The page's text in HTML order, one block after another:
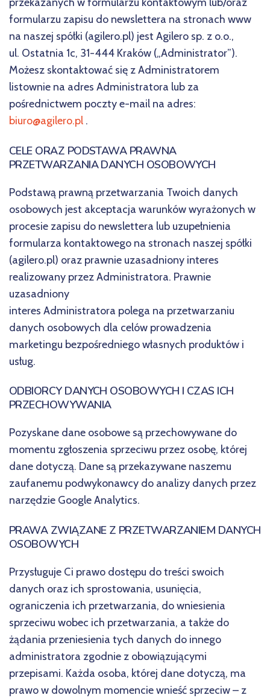
formularzu zapisu do newslettera na stronach www
na naszej spółki (agilero.pl) jest Agilero sp. z o.o.,
ul. Ostatnia 1c, 31-444 Kraków („Administrator”).
Możesz skontaktować się z Administratorem
listownie na adres Administratora lub za
pośrednictwem poczty e-mail na adres:
biuro@agilero.pl .
CELE ORAZ PODSTAWA PRAWNA
PRZETWARZANIA DANYCH OSOBOWYCH
Podstawą prawną przetwarzania Twoich danych
osobowych jest akceptacja warunków wyrażonych w
procesie zapisu do newslettera lub uzupełnienia
formularza kontaktowego na stronach naszej spółki
(agilero.pl) oraz prawnie uzasadniony interes
realizowany przez Administratora. Prawnie
uzasadniony
interes Administratora polega na przetwarzaniu
danych osobowych dla celów prowadzenia
marketingu bezpośredniego własnych produktów i
usług.
ODBIORCY DANYCH OSOBOWYCH I CZAS ICH
PRZECHOWYWANIA
Pozyskane dane osobowe są przechowywane do
momentu zgłoszenia sprzeciwu przez osobę, której
dane dotyczą. Dane są przekazywane naszemu
zaufanemu podwykonawcy do analizy danych przez
narzędzie Google Analytics.
PRAWA ZWIĄZANE Z PRZETWARZANIEM DANYCH
OSOBOWYCH
Przysługuje Ci prawo dostępu do treści swoich
danych oraz ich sprostowania, usunięcia,
ograniczenia ich przetwarzania, do wniesienia
sprzeciwu wobec ich przetwarzania, a także do
żądania przeniesienia tych danych do innego
administratora zgodnie z obowiązującymi
przepisami. Każda osoba, której dane dotyczą, ma
prawo w dowolnym momencie wnieść sprzeciw – z